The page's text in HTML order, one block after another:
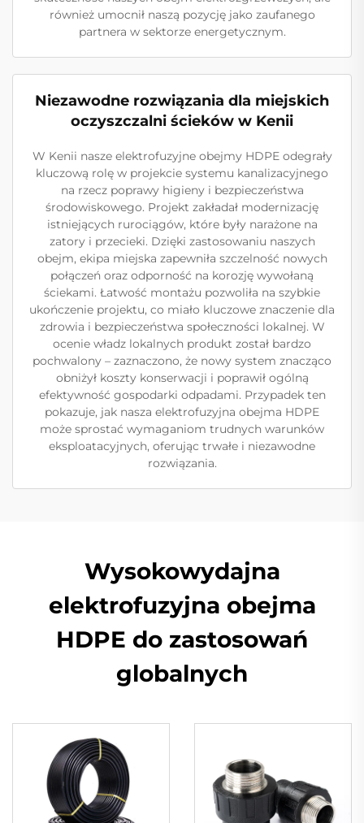
również umocnił naszą pozycję jako zaufanego
partnera w sektorze energetycznym.
Niezawodne rozwiązania dla miejskich
oczyszczalni ścieków w Kenii
W Kenii nasze elektrofuzyjne obejmy HDPE odegrały
kluczową rolę w projekcie systemu kanalizacyjnego
na rzecz poprawy higieny i bezpieczeństwa
środowiskowego. Projekt zakładał modernizację
istniejących rurociągów, które były narażone na
zatory i przecieki. Dzięki zastosowaniu naszych
obejm, ekipa miejska zapewniła szczelność nowych
połączeń oraz odporność na korozję wywołaną
ściekami. Łatwość montażu pozwoliła na szybkie
ukończenie projektu, co miało kluczowe znaczenie dla
zdrowia i bezpieczeństwa społeczności lokalnej. W
ocenie władz lokalnych produkt został bardzo
pochwalony – zaznaczono, że nowy system znacząco
obniżył koszty konserwacji i poprawił ogólną
efektywność gospodarki odpadami. Przypadek ten
pokazuje, jak nasza elektrofuzyjna obejma HDPE
może sprostać wymaganiom trudnych warunków
eksploatacyjnych, oferując trwałe i niezawodne
rozwiązania.
Wysokowydajna
elektrofuzyjna obejma
HDPE do zastosowań
globalnych